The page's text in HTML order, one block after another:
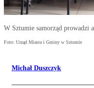
W Sztumie samorząd prowadzi
Foto: Urząd Miasta i Gminy w Sztumie
Michał Duszczyk